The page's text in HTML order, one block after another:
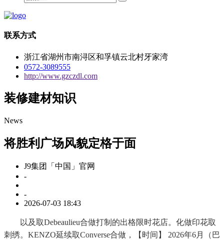
联系方式
浙江省湖州市南浔区和孚镇云北村牙家湾
0572-3089555
http://www.gzczdl.com
装修建材知识
News
将胜利广场风貌定格于面
J9集团「中国」官网
-
-
2026-07-03 18:43
以及取Debeaulieu合做打制的出格限时花店。化做印花取
刺绣。KENZO延续取Converse合做，【时间】 2026年6月（巴